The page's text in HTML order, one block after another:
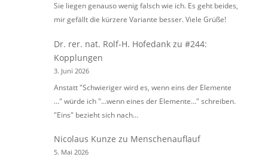
Sie liegen genauso wenig falsch wie ich. Es geht beides,
mir gefällt die kürzere Variante besser. Viele Grüße!
Dr. rer. nat. Rolf-H. Hofedank zu#244:
Kopplungen
3. Juni 2026
Anstatt "Schwieriger wird es, wenn eins der Elemente
..." würde ich "...wenn eines der Elemente..." schreiben.
"Eins" bezieht sich nach…
Nicolaus Kunze zu Menschenauflauf
5. Mai 2026